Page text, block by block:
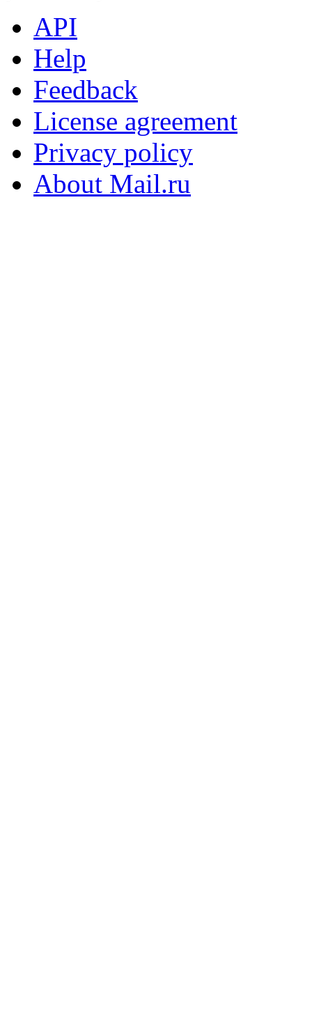
API
Help
Feedback
License agreement
Privacy policy
About Mail.ru